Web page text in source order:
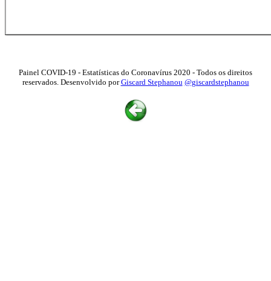
Painel COVID-19 - Estatísticas do Coronavírus 2020 - Todos os direitos
reservados. Desenvolvido porGiscard Stephanou @giscardstephanou